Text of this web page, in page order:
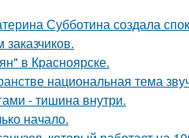
Субботина создала
в Красноярске.
национальная тема
- тишина внутри.
начало.